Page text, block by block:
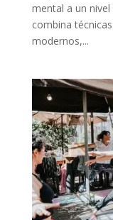
mental a un
combina
modernos,...